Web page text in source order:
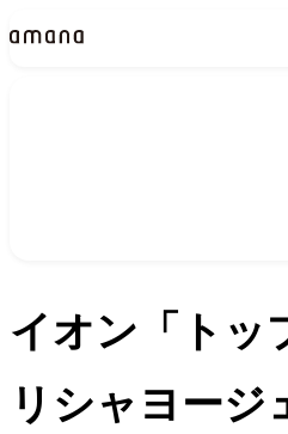
イオン「ト
リシャヨージ